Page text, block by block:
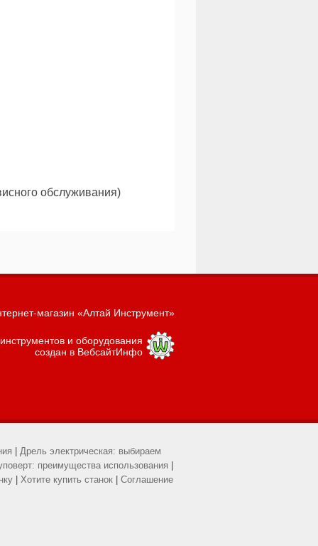
обслуживания)
магазин «Алтай Инструмент»
и оборудования
создан в ВебсайтИнфо
Дрель электрическая: выбираем
преимущества использования
Хотите купить станок Соглашение